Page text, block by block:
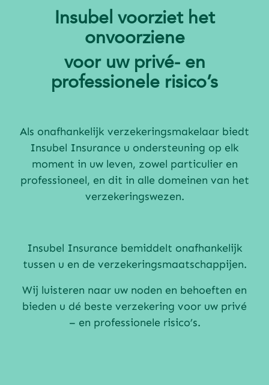
Insubel voorziet het
onvoorziene
voor uw privé- en
professionele risico’s
Als onafhankelijk verzekeringsmakelaar biedt
Insubel Insurance u ondersteuning op elk
moment in uw leven, zowel particulier en
professioneel, en dit in alle domeinen van het
verzekeringswezen.
Insubel Insurance bemiddelt onafhankelijk
tussen u en de verzekeringsmaatschappijen.
Wij luisteren naar uw noden en behoeften en
bieden u dé beste verzekering voor uw privé
– en professionele risico’s.